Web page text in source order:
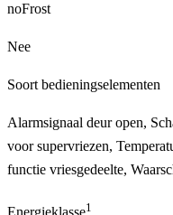
noFrost
Nee
Soort bedieningselementen
Alarmsignaal deur open,
voor supervriezen,
functie vriesgedeelte,
1